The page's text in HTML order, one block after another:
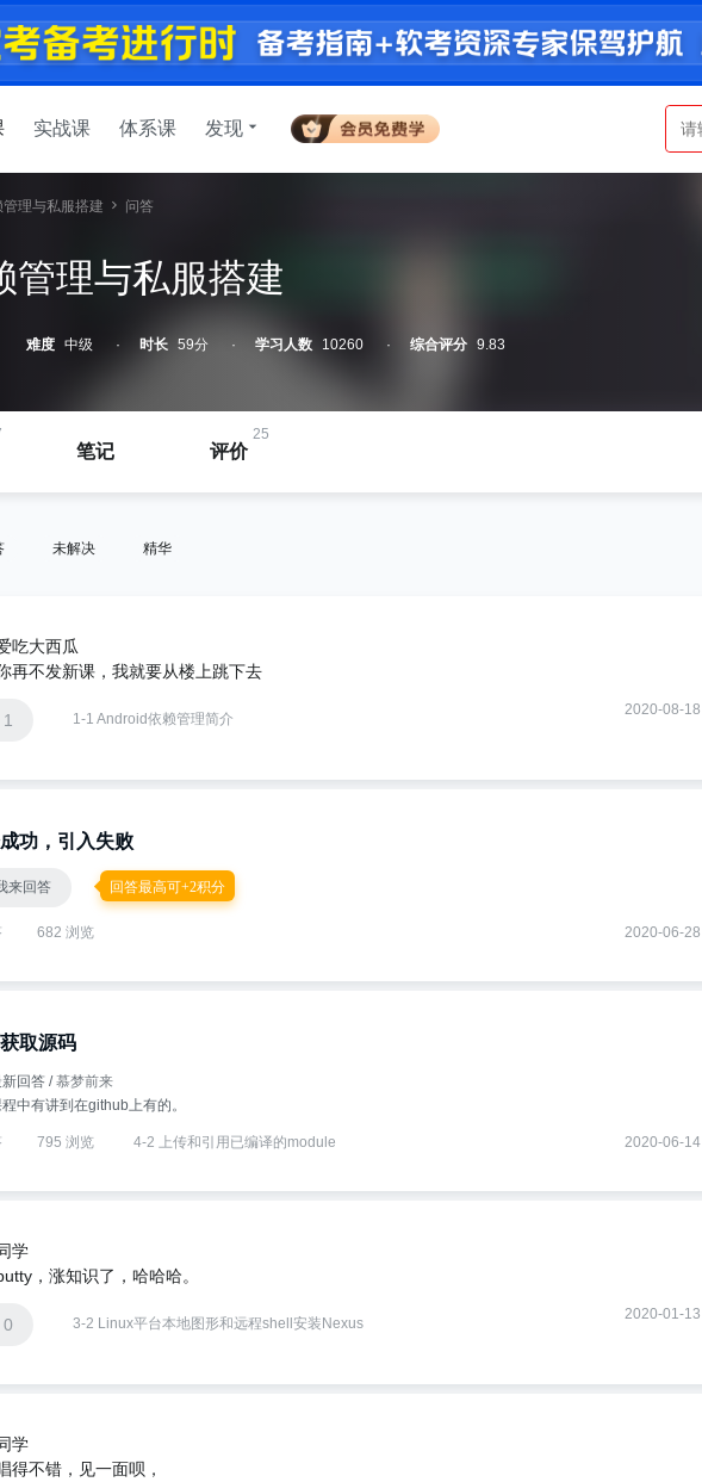
实战课 体系课 发现
理与私服搭建 问答
管理与私服搭建
难度 中级 时长 59分 学习人数 10260 综合评分 9.83
笔记
25
评价
未解决 精华
吃大西瓜
再不发新课，我就要从楼上跳下去
1 1-1 Android依赖管理简介
2020-08-18
功，引入失败
来回答 回答最高可+2积分
682 浏览 2020-06-28
取源码
回答 /慕梦前来
中有讲到在github上有的。
795 浏览 4-2 上传和引用已编译的module 2020-06-14
学
，涨知识了，哈哈哈。
0 3-2 Linux平台本地图形和远程shell安装Nexus
2020-01-13
学
得不错，见一面呗，